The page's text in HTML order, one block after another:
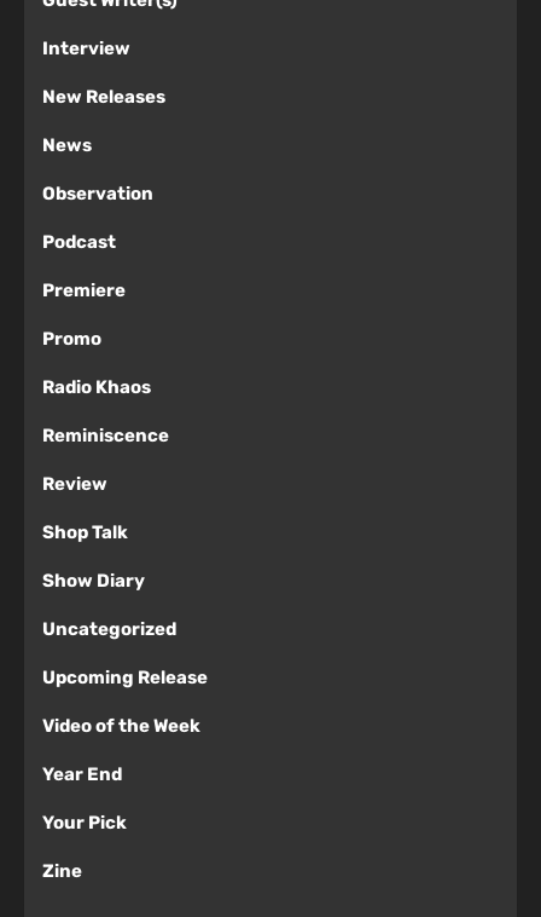
Interview
New Releases
News
Observation
Podcast
Premiere
Promo
Radio Khaos
Reminiscence
Review
Shop Talk
Show Diary
Uncategorized
Upcoming Release
Video of the Week
Year End
Your Pick
Zine